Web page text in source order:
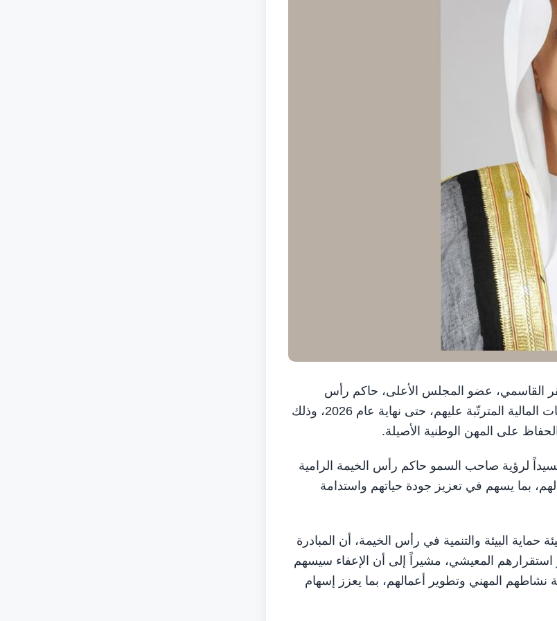
بن صقر القاسمي، عضو المجلس الأعلى، حاكم رأس
الخيمة، بإعفاء الصيادين المواطنين في إمارة رأس الخيمة من المستحقات المالية المترتّبة عليهم، حتى نهاية عام 2026، وذلك
على المهن الوطنية الأصيلة.
الإمارات، وتجسيداً لرؤية صاحب السمو حاكم رأس الخيمة الرامية
بما يسهم في تعزيز جودة حياتهم واستدامة
البيئة والتنمية في رأس الخيمة، أن المبادرة
المعيشي، مشيراً إلى أن الإعفاء سيسهم
نشاطهم المهني وتطوير أعمالهم، بما يعزز إسهام